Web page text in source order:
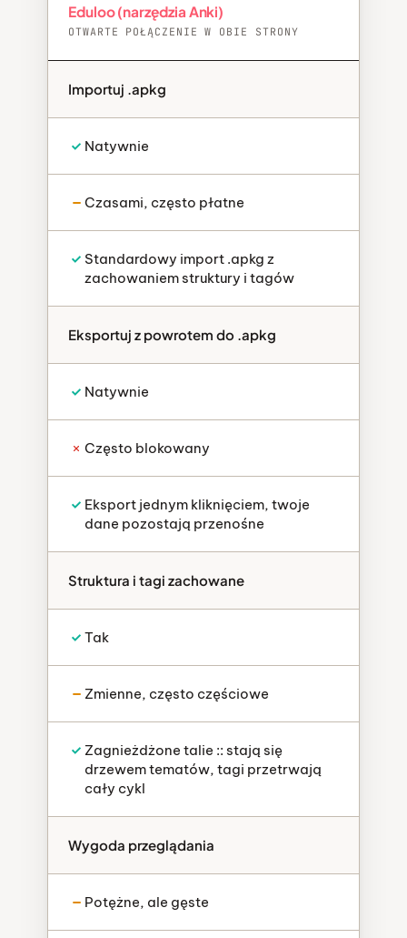
Eduloo (narzędzia Anki)
OTWARTE POŁĄCZENIE W OBIE STRONY
Importuj .apkg
Natywnie
Czasami, często płatne
Standardowy import .apkg z
zachowaniem struktury i tagów
Eksportuj z powrotem do .apkg
Natywnie
Często blokowany
Eksport jednym kliknięciem, twoje
dane pozostają przenośne
Struktura i tagi zachowane
Tak
Zmienne, często częściowe
Zagnieżdżone talie :: stają się
drzewem tematów, tagi przetrwają
cały cykl
Wygoda przeglądania
Potężne, ale gęste